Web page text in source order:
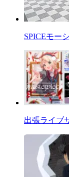
SPICEモー
出張ライブ